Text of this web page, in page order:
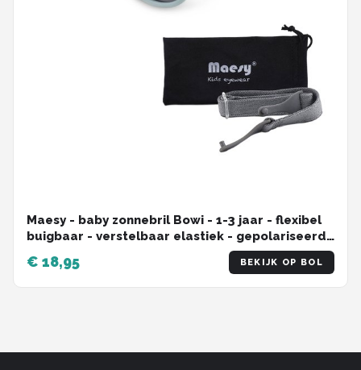
Maesy - baby zonnebril Bowi - 1-3 jaar - flexibel
buigbaar - verstelbaar elastiek - gepolariseerde
UV400 bescherming- dreumes en peuter -
jongens en meisjes - kinder zonnebril rond - licht
blauw
€ 18,95 BEKIJK OP BOL